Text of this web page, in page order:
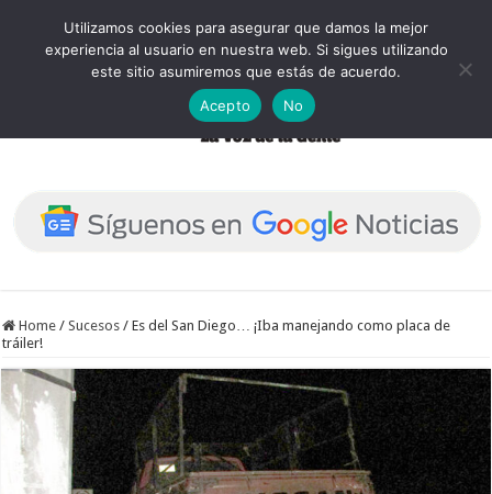
Home / Sucesos / Es del San Diego… ¡Iba manejando como placa de
tráiler!
Utilizamos cookies para asegurar que damos la mejor
experiencia al usuario en nuestra web. Si sigues utilizando
este sitio asumiremos que estás de acuerdo.
Acepto
No